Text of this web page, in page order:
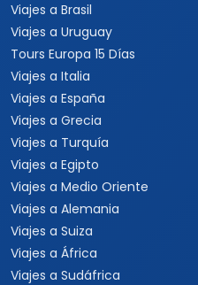
Viajes a Brasil
Viajes a Uruguay
Tours Europa 15 Días
Viajes a Italia
Viajes a España
Viajes a Grecia
Viajes a Turquía
Viajes a Egipto
Viajes a Medio Oriente
Viajes a Alemania
Viajes a Suiza
Viajes a África
Viajes a Sudáfrica